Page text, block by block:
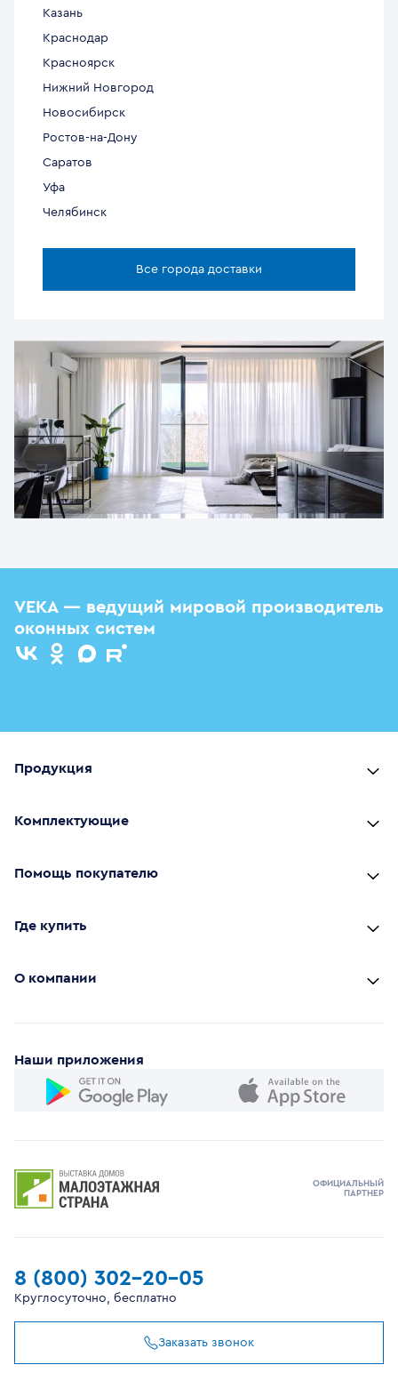
Казань
Краснодар
Красноярск
Нижний Новгород
Новосибирск
Ростов-на-Дону
Саратов
Уфа
Челябинск
Все города доставки
VEKA — ведущий мировой производитель
оконных систем
Продукция
Комплектующие
Помощь покупателю
Где купить
О компании
Наши приложения
8 (800) 302-20-05
Круглосуточно, бесплатно
Заказать звонок
ОФИЦИАЛЬНЫЙ
ПАРТНЕР